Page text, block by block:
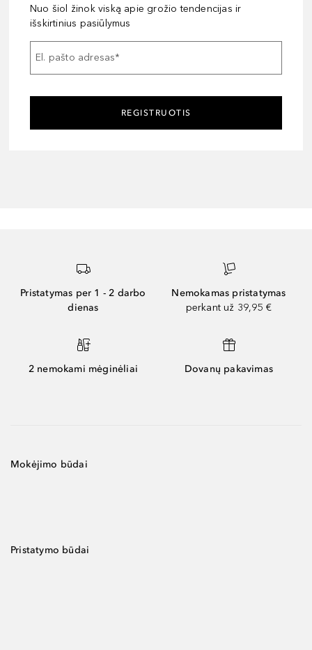
Nuo šiol žinok viską apie grožio tendencijas ir
išskirtinius pasiūlymus
El. pašto adresas*
REGISTRUOTIS
Pristatymas per 1 - 2 darbo
dienas
Nemokamas pristatymas
perkant už 39,95 €
2 nemokami mėginėliai Dovanų pakavimas
Mokėjimo būdai
Pristatymo būdai